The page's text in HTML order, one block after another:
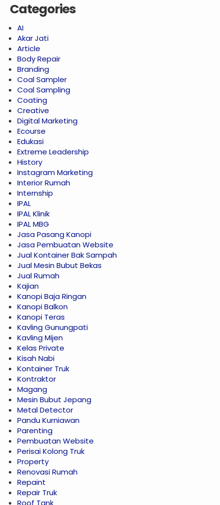
Categories
AI
Akar Jati
Article
Body Repair
Branding
Coal Sampler
Coal Sampling
Coating
Creative
Digital Marketing
Ecourse
Edukasi
Extreme Leadership
History
Instagram Marketing
Interior Rumah
Internship
IPAL
IPAL Klinik
IPAL MBG
Jasa Pasang Kanopi
Jasa Pembuatan Website
Jual Kontainer Bak Sampah
Jual Mesin Bubut Bekas
Jual Rumah
Kajian
Kanopi Baja Ringan
Kanopi Balkon
Kanopi Teras
Kavling Gunungpati
Kavling Mijen
Kelas Private
Kisah Nabi
Kontainer Truk
Kontraktor
Magang
Mesin Bubut Jepang
Metal Detector
Pandu Kurniawan
Parenting
Pembuatan Website
Perisai Kolong Truk
Property
Renovasi Rumah
Repaint
Repair Truk
Roof Tank